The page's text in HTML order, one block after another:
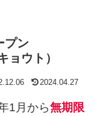
プン
ョウト）
2024.04.27
1月から無期限